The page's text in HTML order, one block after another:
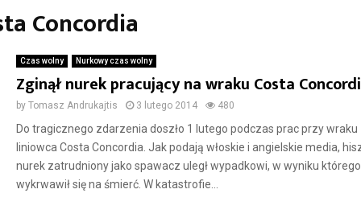
Concordia
Czas wolny Nurkowy czas wolny
Zginął nurek pracujący na wraku Costa
by Tomasz Andrukajtis 3 lutego 2014 480
Do tragicznego zdarzenia doszło 1 lutego podczas prac przy wraku
liniowca Costa Concordia. Jak podają włoskie i angielskie media,
nurek zatrudniony jako spawacz uległ wypadkowi, w wyniku którego
wykrwawił się na śmierć. W katastrofie...